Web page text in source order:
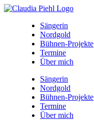
Sängerin
Nordgold
Bühnen-Projekte
Termine
Über mich
Sängerin
Nordgold
Bühnen-Projekte
Termine
Über mich